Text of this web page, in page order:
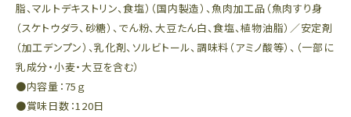
脂、マルトデキストリン、食塩）（国内製造）、魚肉加工品（魚肉すり身
（スケトウダラ、砂糖）、でん粉、大豆たん白、食塩、植物油脂）／安定剤
（加工デンプン）、乳化剤、ソルビトール、調味料（アミノ酸等）、（一部に
乳成分・小麦・大豆を含む）
●内容量：75ｇ
●賞味日数：120日